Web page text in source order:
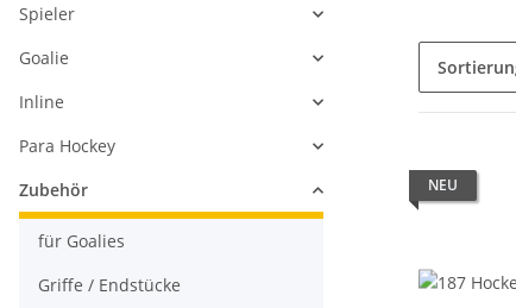
NEU
Spieler
Goalie
Inline
Para Hockey
Zubehör
für Goalies
Griffe / Endstücke